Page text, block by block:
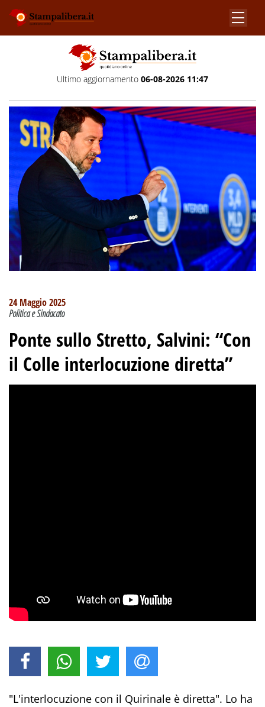
Ultimo aggiornamento 06-08-2026 11:47
24 Maggio 2025
Politica e Sindacato
Ponte sullo Stretto, Salvini: “Con
il Colle interlocuzione diretta”
"L'interlocuzione con il Quirinale è diretta". Lo ha